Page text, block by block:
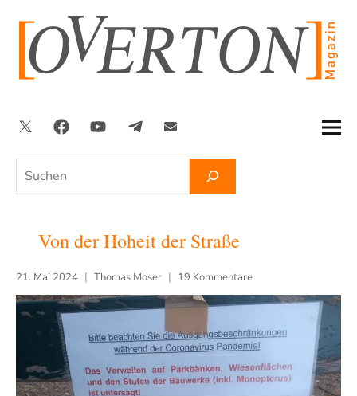
springen
Suchen
TwitterFacebookYouTubeTelegramNewsletter
Von der Hoheit der Straße
21. Mai 2024 Thomas Moser 19 Kommentare